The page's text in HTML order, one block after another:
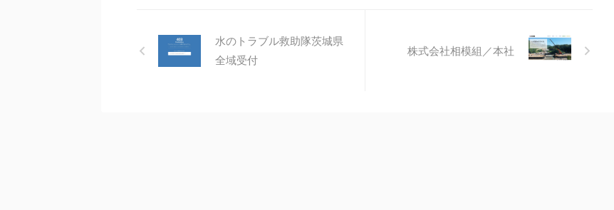
水のトラブル救助隊茨城県
全域受付
株式会社相模組／本社